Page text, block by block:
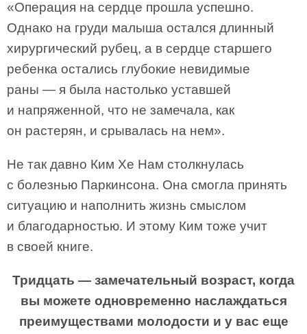
«Операция на сердце прошла успешно.
Однако на груди малыша остался длинный
хирургический рубец, а в сердце старшего
ребенка остались глубокие невидимые
раны — я была настолько уставшей
и напряженной, что не замечала, как
он растерян, и срывалась на нем».
Не так давно Ким Хе Нам столкнулась
с болезнью Паркинсона. Она смогла принять
ситуацию и наполнить жизнь смыслом
и благодарностью. И этому Ким тоже учит
в своей книге.
Тридцать — замечательный возраст, когда
вы можете одновременно наслаждаться
преимуществами молодости и у вас еще